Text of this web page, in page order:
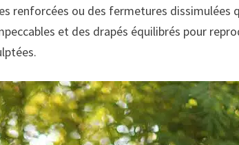
ou des fermetures dissimulées
et des drapés équilibrés pour